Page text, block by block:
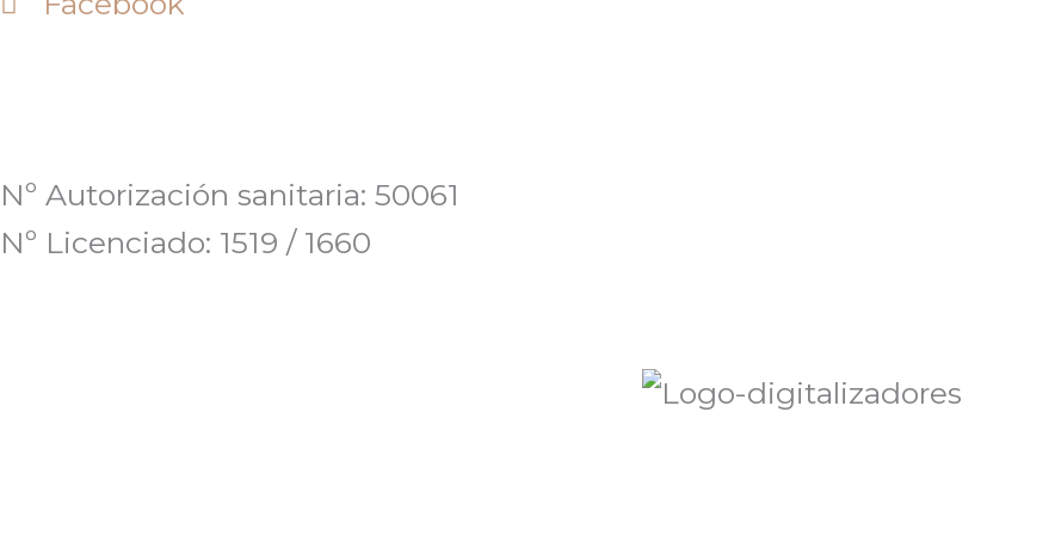
Nº Autorización sanitaria: 50061
Nº Licenciado: 1519 / 1660